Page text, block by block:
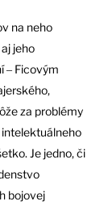
na neho
jeho
‒ Ficovým
za problémy
Je jedno, či
bojovej